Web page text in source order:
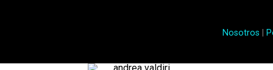
Nosotros